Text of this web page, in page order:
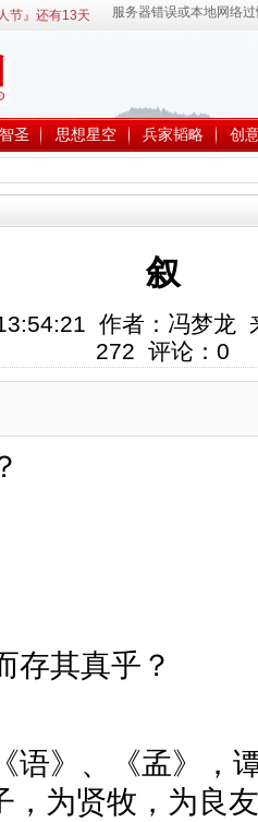
节』还有13天
圣 思想星空 兵家韬略 创
叙
作者：冯梦龙
272 评论： 0
。
。
存其真乎？
。
语》、《孟》，
，为贤牧，为良